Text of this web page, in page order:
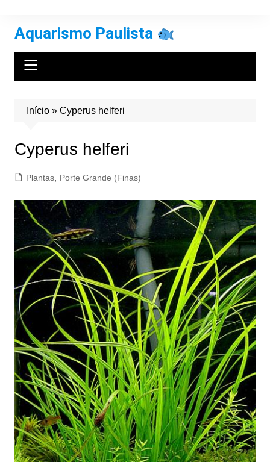
conteúdo
Aquarismo Paulista
Início» Cyperus helferi
Cyperus helferi
Plantas, Porte Grande (Finas)